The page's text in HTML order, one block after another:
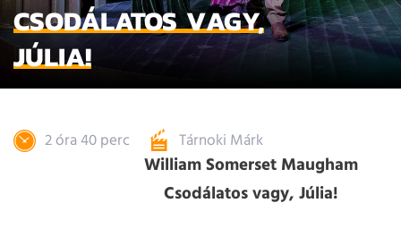
CSODÁLATOS VAGY,
JÚLIA!
2 óra 40 perc Tárnoki Márk
William Somerset Maugham
Csodálatos vagy, Júlia!